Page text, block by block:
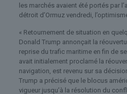
les marchés avaient été portés par
détroit d’Ormuz vendredi,
« Retournement de situation en
Donald Trump annonçait la
reprise du trafic maritime en fin de
avait initialement proclamé la
navigation, est revenu sur sa
Trump a précisé que le blocus
vigueur jusqu’à la résolution du